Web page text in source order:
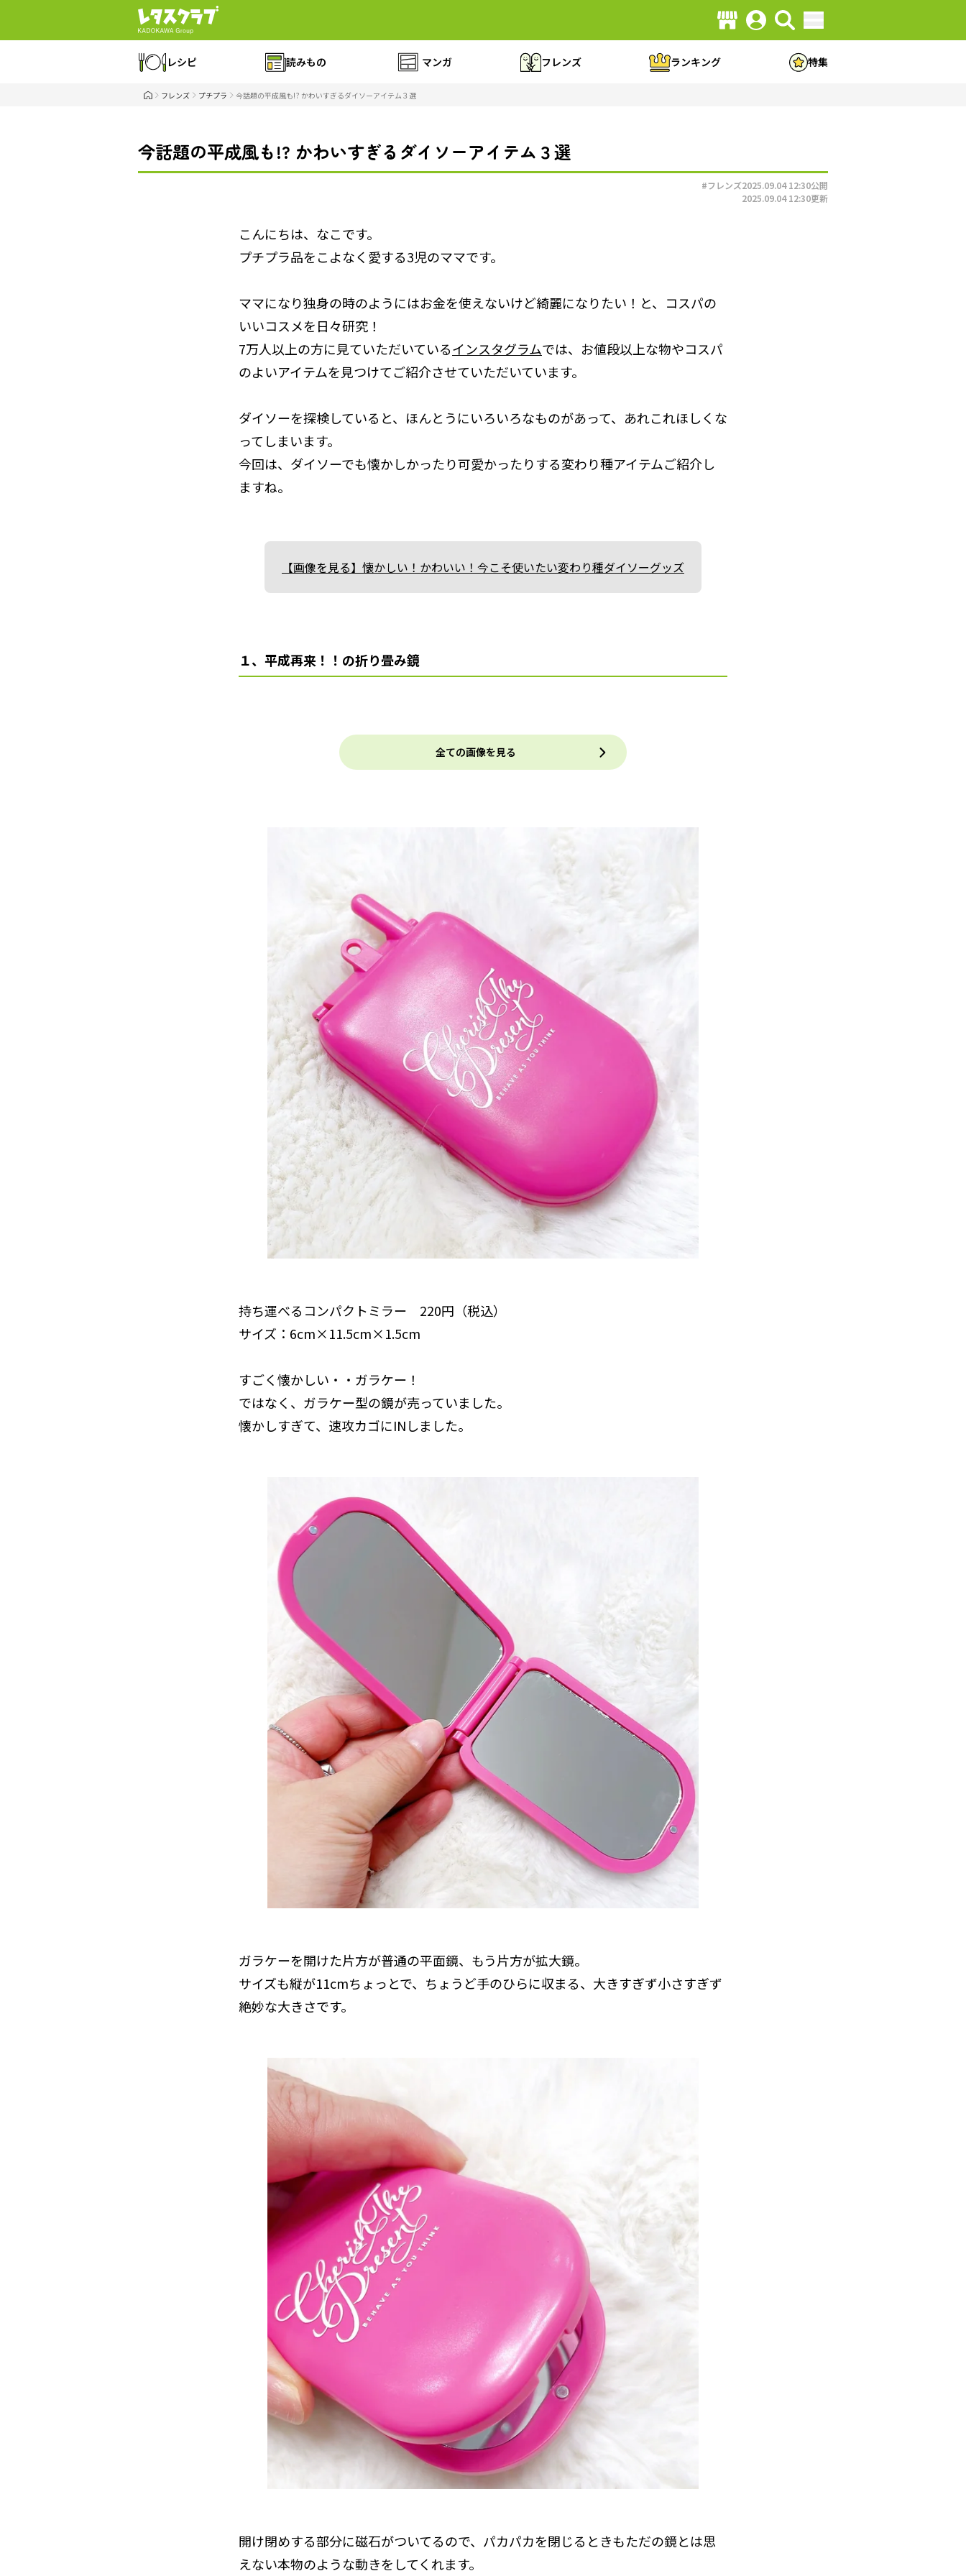
レシピ 読みもの マンガ フレンズ ランキング 特集
フレンズ プチプラ 今話題の平成風も!? かわいすぎるダイソーアイテム３選
今話題の平成風も!? かわいすぎるダイソーアイテム３選
#フレンズ2025.09.04 12:30公開
2025.09.04 12:30更新
こんにちは、なこです。
プチプラ品をこよなく愛する3児のママです。
ママになり独身の時のようにはお金を使えないけど綺麗になりたい！と、コスパの
いいコスメを日々研究！
7万人以上の方に見ていただいているインスタグラムでは、お値段以上な物やコスパ
のよいアイテムを見つけてご紹介させていただいています。
ダイソーを探検していると、ほんとうにいろいろなものがあって、あれこれほしくな
ってしまいます。
今回は、ダイソーでも懐かしかったり可愛かったりする変わり種アイテムご紹介し
ますね。
【画像を見る】懐かしい！かわいい！今こそ使いたい変わり種ダイソーグッズ
１、平成再来！！の折り畳み鏡
全ての画像を見る
持ち運べるコンパクトミラー 220円（税込）
サイズ：6cm×11.5cm×1.5cm
すごく懐かしい・・ガラケー！
ではなく、ガラケー型の鏡が売っていました。
懐かしすぎて、速攻カゴにINしました。
ガラケーを開けた片方が普通の平面鏡、もう片方が拡大鏡。
サイズも縦が11cmちょっとで、ちょうど手のひらに収まる、大きすぎず小さすぎず
絶妙な大きさです。
開け閉めする部分に磁石がついてるので、パカパカを閉じるときもただの鏡とは思
えない本物のような動きをしてくれます。